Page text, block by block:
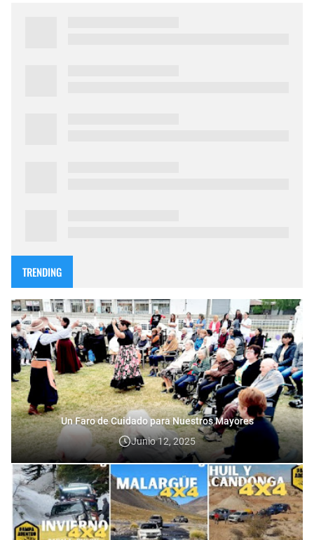
TRENDING
Un Faro de Cuidado para Nuestros Mayores
Junio 12, 2025